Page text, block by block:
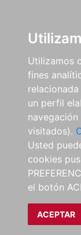
Utilizamos
fines
un perfil
visitados).
Usted
cookies
el botón
ACEPTAR